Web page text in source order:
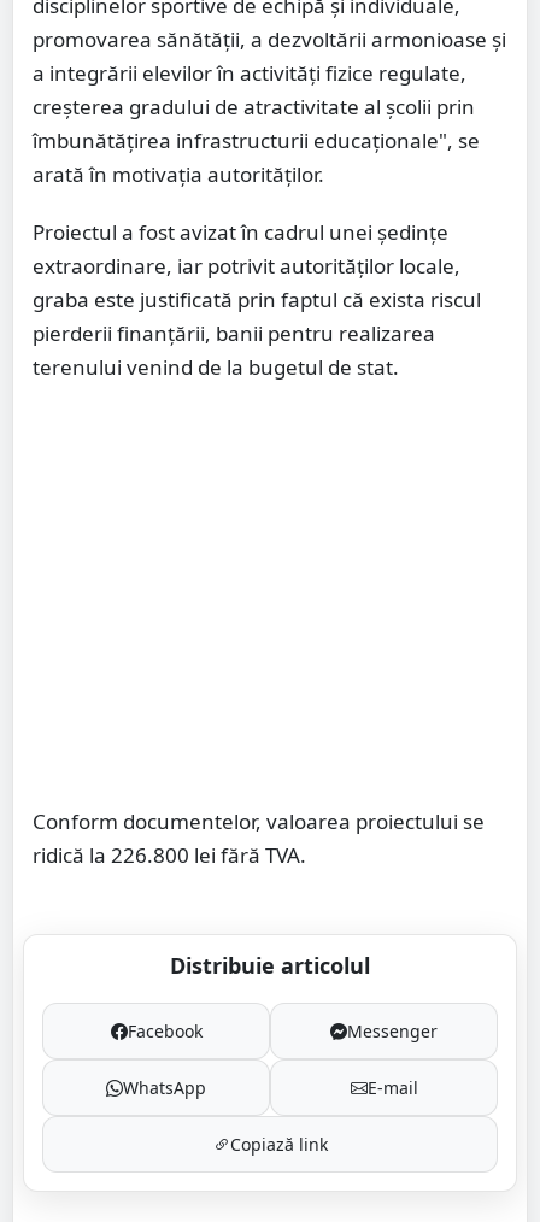
promovarea sănătății, a dezvoltării armonioase și
a integrării elevilor în activități fizice regulate,
creșterea gradului de atractivitate al școlii prin
îmbunătățirea infrastructurii educaționale", se
arată în motivația autorităților.
Proiectul a fost avizat în cadrul unei ședințe
extraordinare, iar potrivit autorităților locale,
graba este justificată prin faptul că exista riscul
pierderii finanțării, banii pentru realizarea
terenului venind de la bugetul de stat.
Conform documentelor, valoarea proiectului se
ridică la 226.800 lei fără TVA.
Distribuie articolul
Facebook Messenger
WhatsApp E-mail
Copiază link